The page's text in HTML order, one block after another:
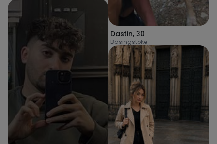
Dastin, 30
Basingstoke